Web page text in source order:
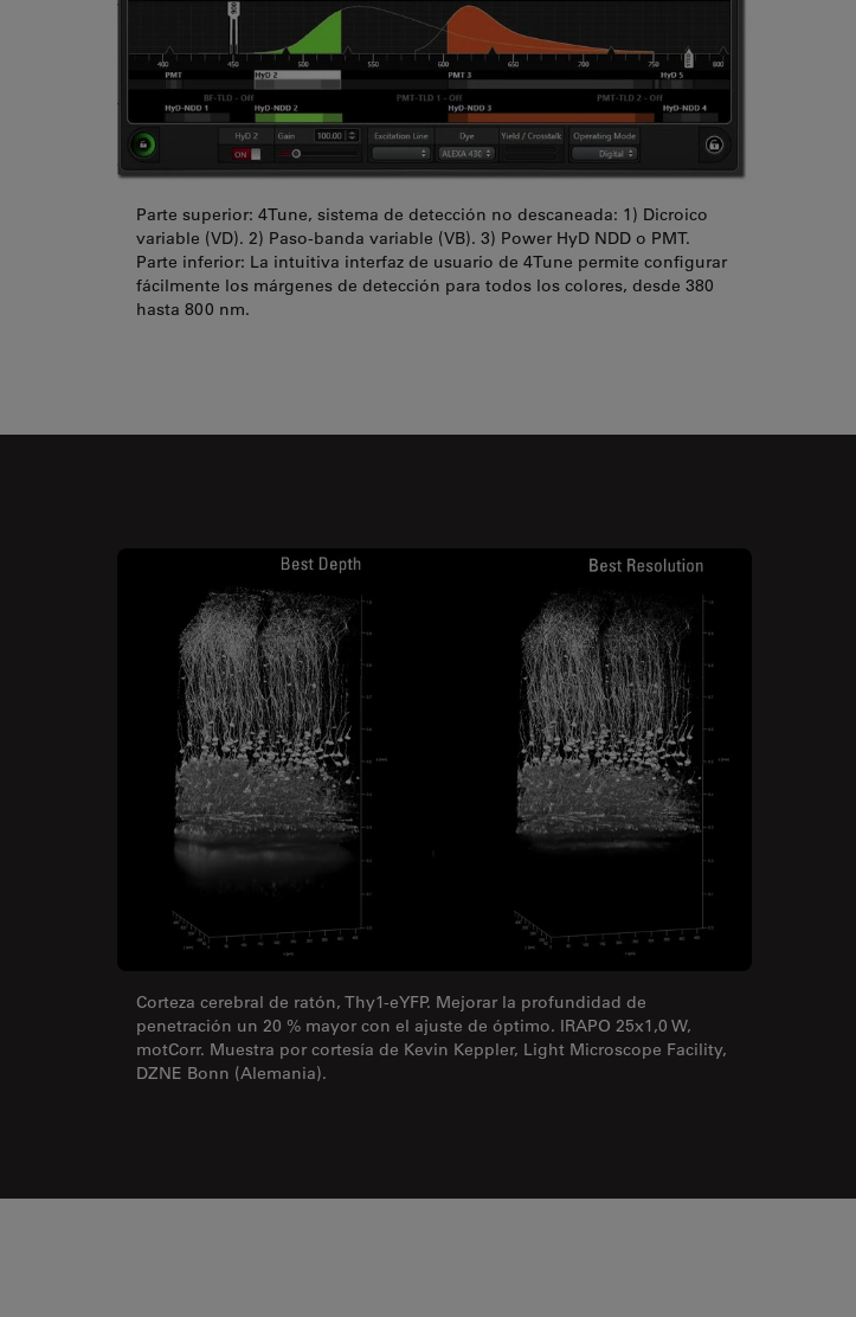
Parte superior: 4Tune, sistema de detección no descaneada: 1) Dicroico
variable (VD). 2) Paso-banda variable (VB). 3) Power HyD NDD o PMT.
Parte inferior: La intuitiva interfaz de usuario de 4Tune permite configurar
fácilmente los márgenes de detección para todos los colores, desde 380
hasta 800 nm.
Corteza cerebral de ratón, Thy1-eYFP. Mejorar la profundidad de
penetración un 20 % mayor con el ajuste de óptimo. IRAPO 25x1,0 W,
motCorr. Muestra por cortesía de Kevin Keppler, Light Microscope Facility,
DZNE Bonn (Alemania).